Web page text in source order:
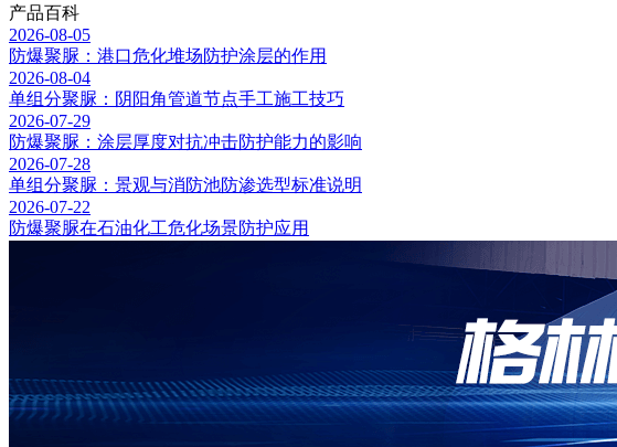
产品百科
2026-08-05
防爆聚脲：港口危化堆场防护涂层的作用
2026-08-04
单组分聚脲：阴阳角管道节点手工施工技巧
2026-07-29
防爆聚脲：涂层厚度对抗冲击防护能力的影响
2026-07-28
单组分聚脲：景观与消防池防渗选型标准说明
2026-07-22
防爆聚脲在石油化工危化场景防护应用